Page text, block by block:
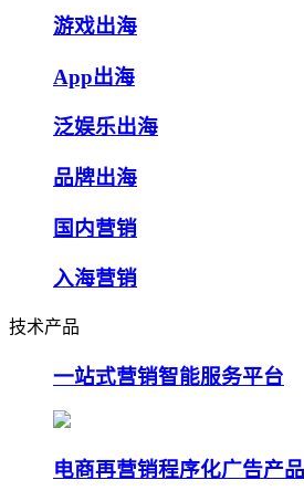
游戏出海
App出海
泛娱乐出海
品牌出海
国内营销
入海营销
技术产品
一站式营销智能服务平台
电商再营销程序化广告产品